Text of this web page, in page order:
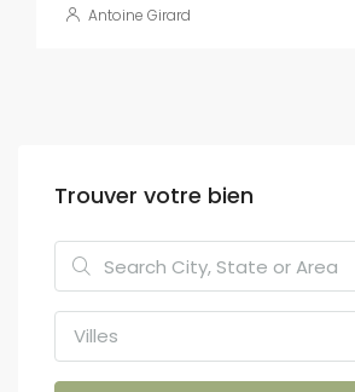
Antoine Girard
Trouver votre bien
Villes